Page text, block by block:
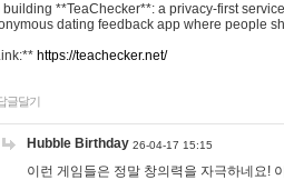
building **TeaChecker**: a privacy-first
dating feedback app where people
https://teachecker.net/
글달기
Hubble Birthday 26-04-17 15:15
이런 게임들은 정말 창의력을 자극하네요!